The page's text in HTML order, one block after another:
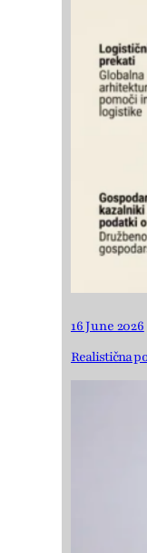
16 June 2026
Realistična